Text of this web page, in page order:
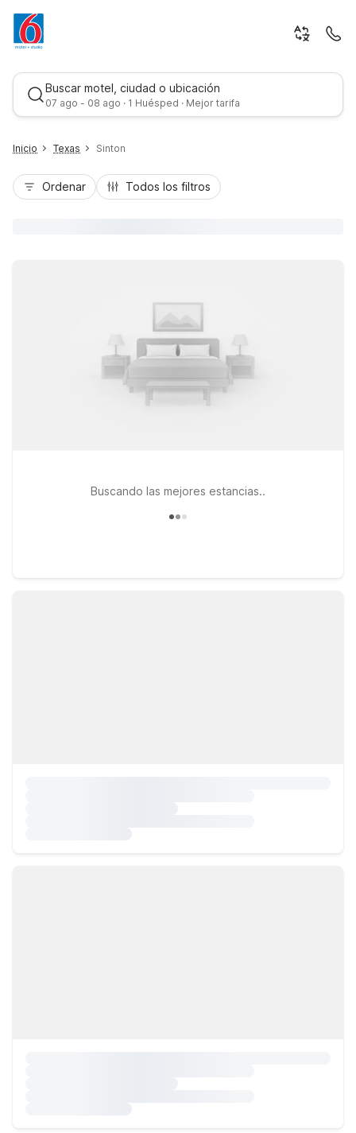
Buscar motel, ciudad o ubicación
07 ago - 08 ago · 1 Huésped · Mejor tarifa
Inicio Texas Sinton
Ordenar Todos los filtros
Buscando las mejores estancias..